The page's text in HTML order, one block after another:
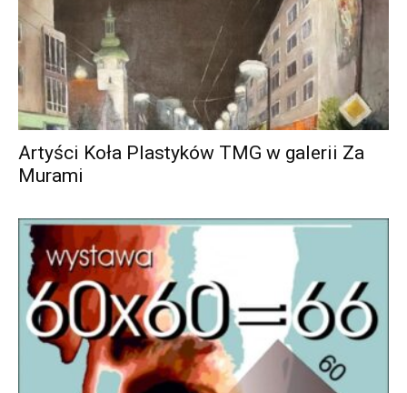
Artyści Koła Plastyków TMG w galerii Za
Murami